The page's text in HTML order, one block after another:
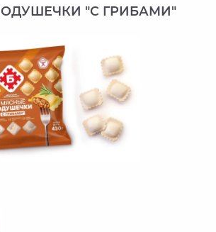
"С ГРИБАМИ"